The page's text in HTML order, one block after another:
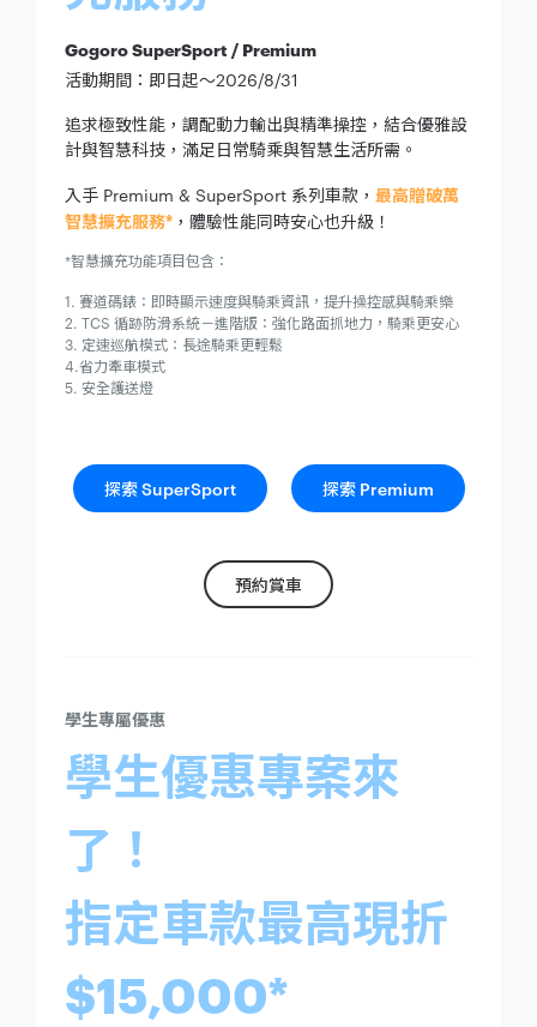
Gogoro SuperSport / Premium
活動期間：即日起～2026/8/31
追求極致性能，調配動力輸出與精準操控，結合優雅設
計與智慧科技，滿足日常騎乘與智慧生活所需。
入手 Premium & SuperSport 系列車款， 最高贈破萬
智慧擴充服務* ，體驗性能同時安心也升級！
*智慧擴充功能項目包含：
1. 賽道碼錶：即時顯示速度與騎乘資訊，提升操控感與騎乘樂
2. TCS 循跡防滑系統－進階版：強化路面抓地力，騎乘更安心
3. 定速巡航模式：長途騎乘更輕鬆
4.省力牽車模式
5. 安全護送燈
探索 SuperSport 探索 Premium
預約賞車
學生專屬優惠
學生優惠專案來
了！
指定車款最高現折
$15,000*